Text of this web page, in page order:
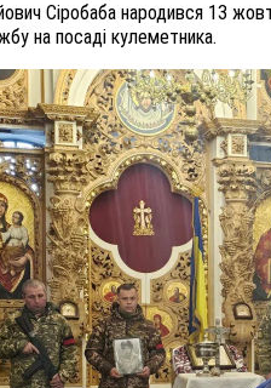
Сіробаба народився 13
на посаді кулеметника.